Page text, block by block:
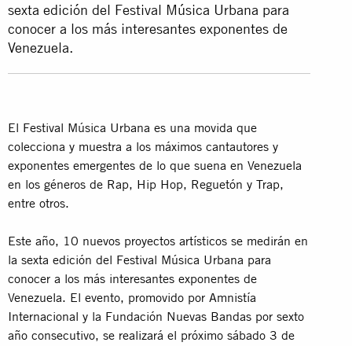
sexta edición del Festival Música Urbana para
conocer a los más interesantes exponentes de
Venezuela.
El Festival Música Urbana es una movida que
colecciona y muestra a los máximos cantautores y
exponentes emergentes de lo que suena en Venezuela
en los géneros de Rap, Hip Hop, Reguetón y Trap,
entre otros.
Este año, 10 nuevos proyectos artísticos se medirán en
la sexta edición del Festival Música Urbana para
conocer a los más interesantes exponentes de
Venezuela. El evento, promovido por Amnistía
Internacional y la Fundación Nuevas Bandas por sexto
año consecutivo, se realizará el próximo sábado 3 de